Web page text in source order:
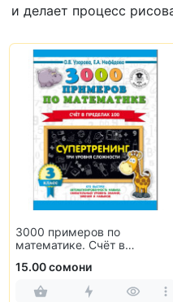
и делает процесс
3000 примеров по
математике. Счёт в
15.00 сомони